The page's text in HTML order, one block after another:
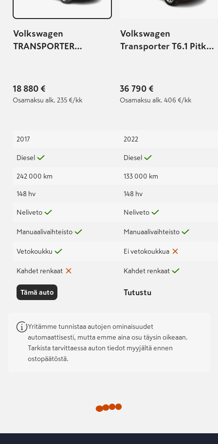
Volkswagen
TRANSPORTER
18 880 €
Osamaksu alk. 235 €/kk
2017
Diesel
242 000 km
148 hv
Neliveto
Manuaalivaihteisto
Vetokoukku
Kahdet renkaat
Tämä auto
Volkswagen
Transporter T6.1 Pitkä
36 790 €
Osamaksu alk. 406 €/kk
2022
Diesel
133 000 km
148 hv
Neliveto
Manuaalivaihteisto
Ei vetokoukkua
Kahdet renkaat
Tutustu
Yritämme tunnistaa autojen ominaisuudet
automaattisesti, mutta emme aina osu täysin oikeaan.
Tarkista tarvittaessa auton tiedot myyjältä ennen
ostopäätöstä.